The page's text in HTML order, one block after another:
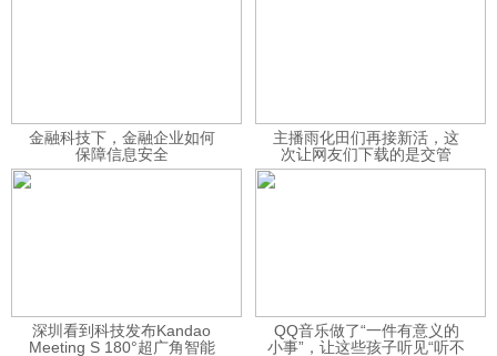
金融科技下，金融企业如何
保障信息安全
主播雨化田们再接新活，这
次让网友们下载的是交管
12123APP
深圳看到科技发布Kandao
Meeting S 180°超广角智能
QQ音乐做了“一件有意义的
小事”，让这些孩子听见“听不